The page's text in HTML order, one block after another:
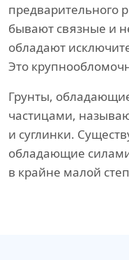
предварительного
бывают связные и
обладают
Это
Грунты,
частицами,
и суглинки.
обладающие
в крайне малой